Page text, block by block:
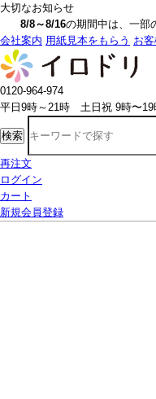
大切なお知らせ
8/8～8/16の期間中は、一部の商
会社案内 用紙見本をもらう お
0120-964-974
平日9時～21時 土日祝 9時〜19
検索
再注文
ログイン
カート
新規会員登録